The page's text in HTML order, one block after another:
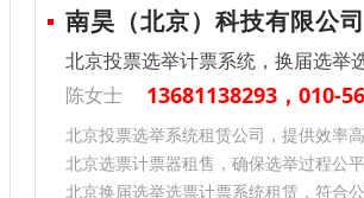
南昊（北京）科技有限公司
北京投票选举计票系统，换届选举
陈女士
13681138293，010-
北京投票选举系统租赁公司，提供效率
北京选票计票器租售，确保选举过程公
北京换届选举选票计票系统租赁，符合